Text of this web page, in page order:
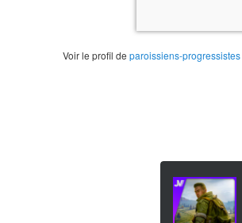
Voir le profil de paroissiens-progressistes